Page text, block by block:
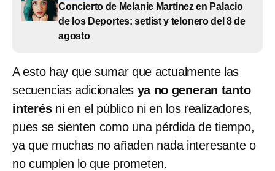
Concierto de Melanie Martinez en Palacio
de los Deportes: setlist y telonero del 8 de
agosto
A esto hay que sumar que actualmente las
secuencias adicionales ya no generan tanto
interésni en el público ni en los realizadores,
pues se sienten como una pérdida de tiempo,
ya que muchas no añaden nada interesante o
no cumplen lo que prometen.